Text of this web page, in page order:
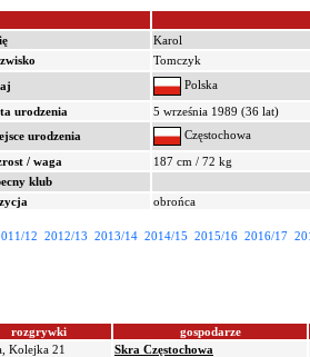
Karol
Tomczyk
Polska
urodzenia
5 września 1989 (36 lat)
urodzenia
Częstochowa
/ waga
187 cm / 72 kg
klub
obrońca
12 2012/13 2013/14 2014/15 2015/16 2016/17
rozgrywki
gospodarze
Kolejka 21
Skra Częstochowa